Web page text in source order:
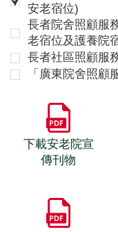
安老宿位)
長者院舍照顧服
老宿位及護養院
長者社區照顧服
「廣東院舍照顧
下載安老院宣
傳刊物